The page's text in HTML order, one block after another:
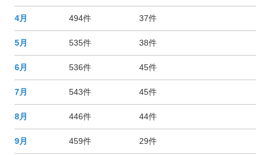
4月 494件 37件
5月 535件 38件
6月 536件 45件
7月 543件 45件
8月 446件 44件
9月 459件 29件